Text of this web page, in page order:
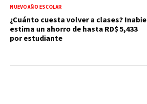
NUEVO AÑO ESCOLAR
¿Cuánto cuesta volver a clases? Inabie
estima un ahorro de hasta RD$ 5,433
por estudiante